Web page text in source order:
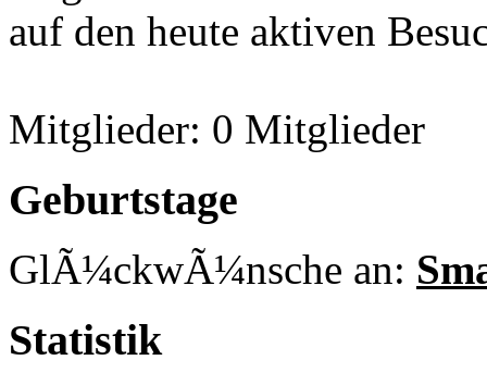
auf den heute aktiven
Mitglieder: 0 Mitglieder
Geburtstage
GlÃ¼ckwÃ¼nsche an:
Statistik